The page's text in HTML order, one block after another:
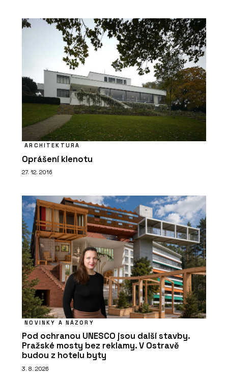
ARCHITEKTURA
Oprášení klenotu
27. 12. 2016
NOVINKY A NÁZORY
Pod ochranou UNESCO jsou další stavby.
Pražské mosty bez reklamy. V Ostravě
budou z hotelu byty
3. 8. 2026